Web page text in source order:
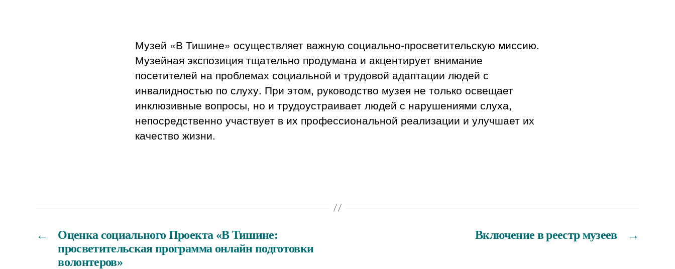
Музей «В Тишине» осуществляет важную социально-просветительскую миссию.
Музейная экспозиция тщательно продумана и акцентирует внимание
посетителей на проблемах социальной и трудовой адаптации людей с
инвалидностью по слуху. При этом, руководство музея не только освещает
инклюзивные вопросы, но и трудоустраивает людей с нарушениями слуха,
непосредственно участвует в их профессиональной реализации и улучшает их
качество жизни.
←
Оценка социального Проекта «В Тишине:
просветительская программа онлайн подготовки
волонтеров»
→
Включение в реестр музеев